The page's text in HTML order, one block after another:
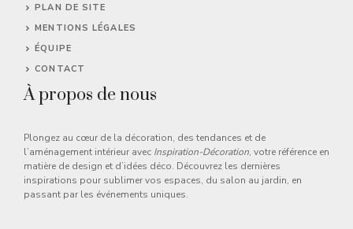
PLAN DE SITE
MENTIONS LÉGALES
ÉQUIPE
CONTACT
À propos de nous
Plongez au cœur de la décoration, des tendances et de
l’aménagement intérieur avec Inspiration-Décoration, votre référence en
matière de design et d’idées déco. Découvrez les dernières
inspirations pour sublimer vos espaces, du salon au jardin, en
passant par les événements uniques.